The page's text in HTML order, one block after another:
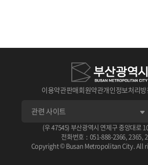
체크가 없으면 기본 상세 검색됩니다.
검색 조건으로 AND, OR, NOT으로 검
상세검색 후 선택한 데이터의 타이틀입
아이콘 클릭 시 선택한 데이터 스크랩이
선택한 데이터 평점 주기 기능입니다.
선택한 데이터 관련 정보입니다.
이용약관판매회원약관개인정보처리방
(우 47545) 부산광역시 연제구 중앙대로
전화번호 : 051-888-2366 2365,
Copyright © Busan Metropolitan City. All